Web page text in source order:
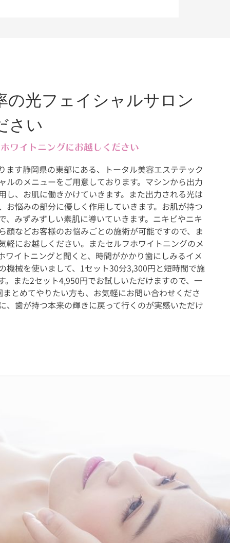
の光フェイシャルサロン
さい
ワイトニングにお越しください
ます静岡県の東部にある、トータル美容エステテック
ルのメニューをご用意しております。マシンから出力
し、お肌に働きかけていきます。また出力される光は
お悩みの部分に優しく作用していきます。お肌が持つ
、みずみずしい素肌に導いていきます。ニキビやニキ
顔などお客様のお悩みごとの施術が可能ですので、ま
軽にお越しください。またセルフホワイトニングのメ
ワイトニングと聞くと、時間がかかり歯にしみるイメ
機械を使いまして、1セット30分3,300円と短時間で施
。また2セット4,950円でお試しいただけますので、一
とめてやりたい方も、お気軽にお問い合わせくださ
、歯が持つ本来の輝きに戻って行くのが実感いただけ